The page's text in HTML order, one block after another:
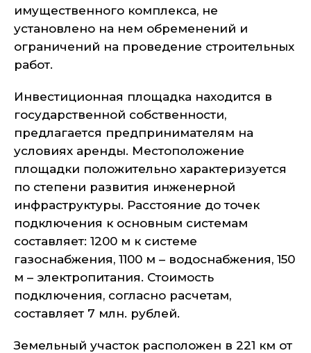
имущественного комплекса, не
установлено на нем обременений и
ограничений на проведение строительных
работ.
Инвестиционная площадка находится в
государственной собственности,
предлагается предпринимателям на
условиях аренды. Местоположение
площадки положительно характеризуется
по степени развития инженерной
инфраструктуры. Расстояние до точек
подключения к основным системам
составляет: 1200 м к системе
газоснабжения, 1100 м – водоснабжения, 150
м – электропитания. Стоимость
подключения, согласно расчетам,
составляет 7 млн. рублей.
Земельный участок расположен в 221 км от